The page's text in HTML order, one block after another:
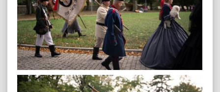
plenerowa-3